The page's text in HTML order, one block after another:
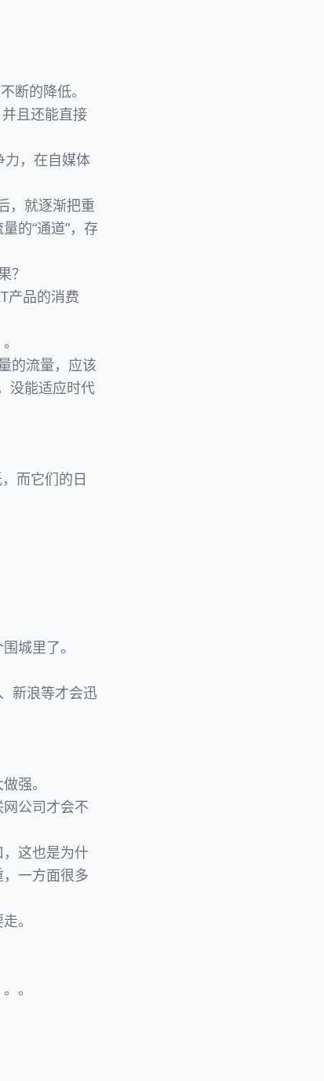
断的降低。
且还能直接
力，在自媒体
，就逐渐把重
的“通道”，存
？
产品的消费
的流量，应该
没能适应时代
而它们的日
城里了。
新浪等才会迅
强。
公司才会不
这也是为什
一方面很多
。
。